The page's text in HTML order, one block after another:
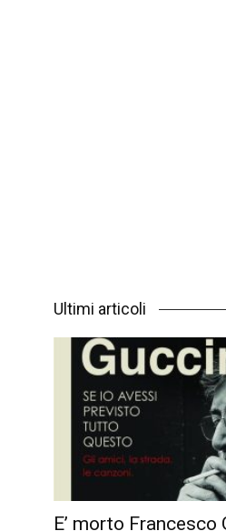
Ultimi articoli
E’ morto Francesco